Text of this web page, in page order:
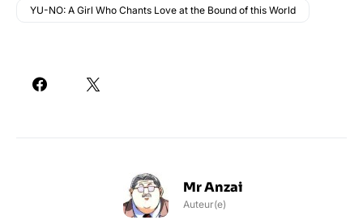
YU-NO: A Girl Who Chants Love at the Bound of this World
Mr Anzai
Auteur(e)